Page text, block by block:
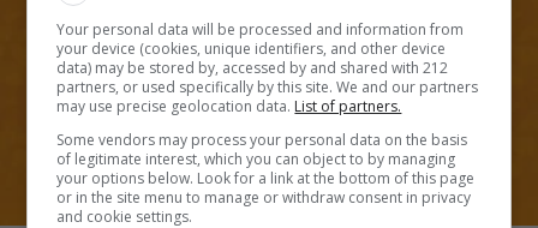
Your personal data will be processed and information from
your device (cookies, unique identifiers, and other device
data) may be stored by, accessed by and shared with 212
partners, or used specifically by this site. We and our partners
may use precise geolocation data. List of partners.
Some vendors may process your personal data on the basis
of legitimate interest, which you can object to by managing
your options below. Look for a link at the bottom of this page
or in the site menu to manage or withdraw consent in privacy
and cookie settings.